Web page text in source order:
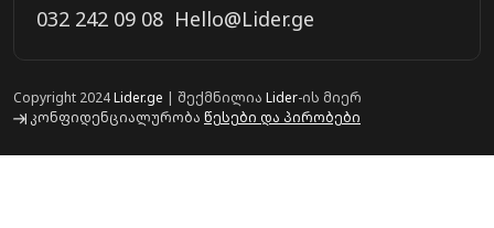
032 242 09 08 Hello@Lider.ge
Copyright 2024Lider.ge | შექმნილია Lider-ის მიერ
კონფიდენციალურობა წესები და პირობები